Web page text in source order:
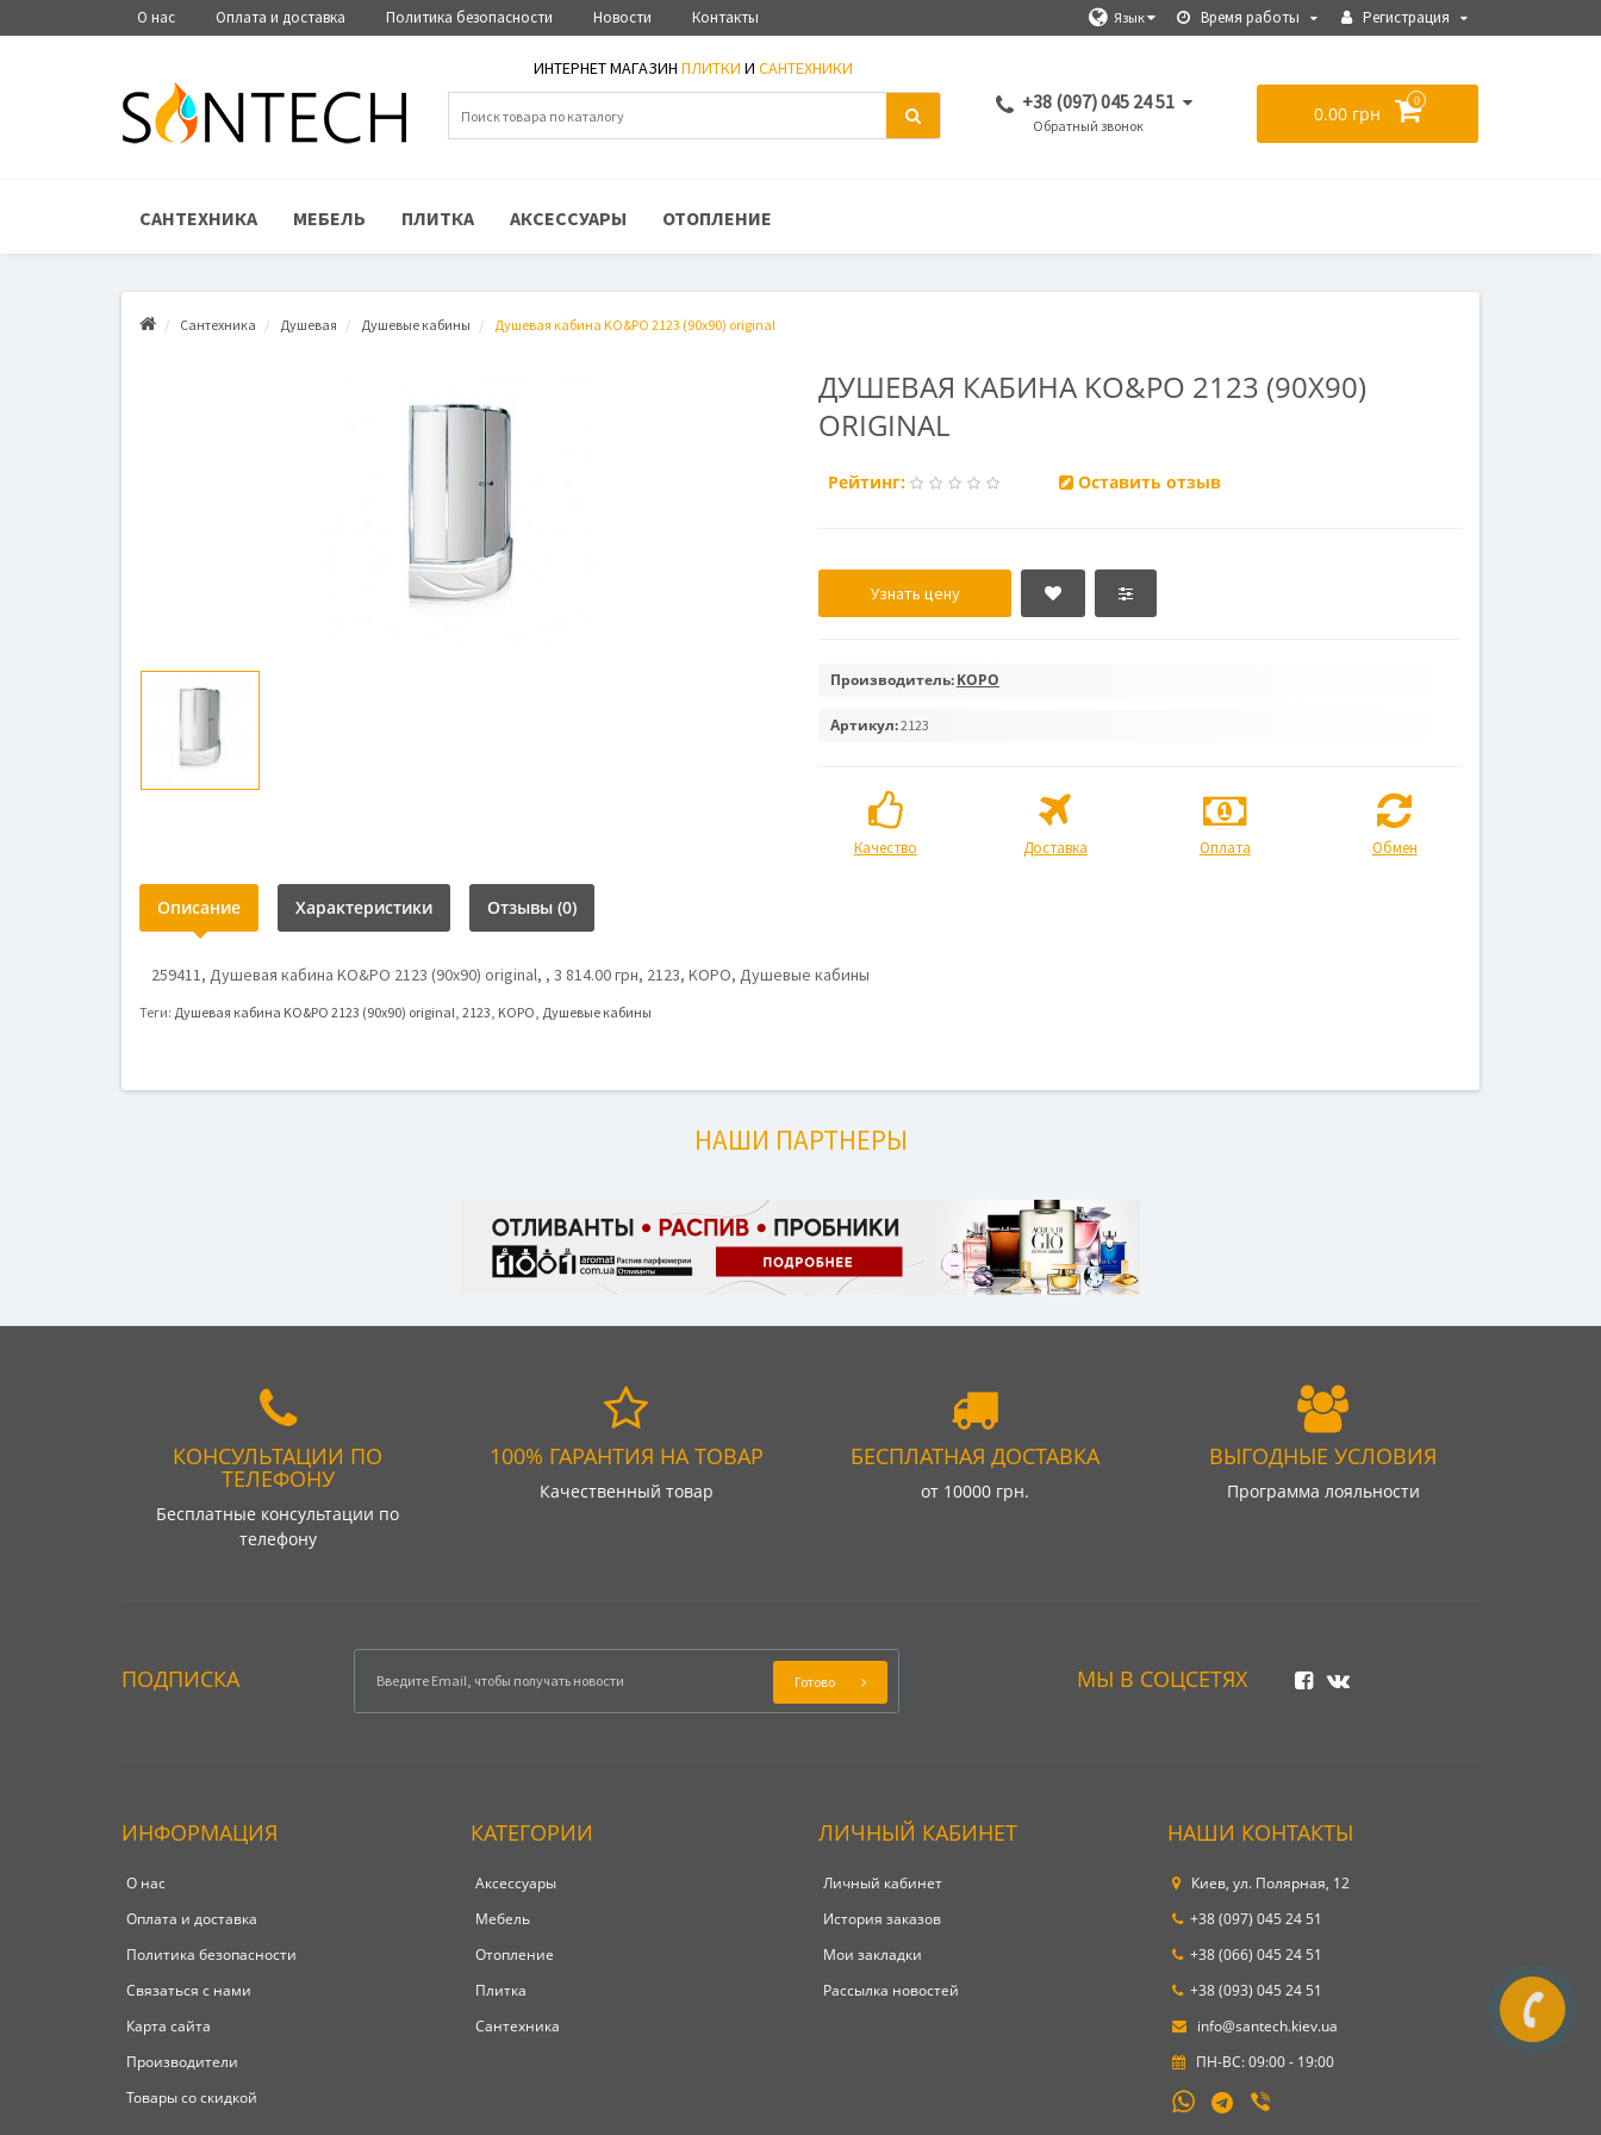
О нас Оплата и доставка Политика безопасности Новости Контакты Язык Время работы Регистрация
ИНТЕРНЕТ МАГАЗИН ПЛИТКИ И САНТЕХНИКИ
+38 (097) 045 24 51
Обратный звонок 0.00 грн
0
САНТЕХНИКА МЕБЕЛЬ ПЛИТКА АКСЕССУАРЫ ОТОПЛЕНИЕ
Сантехника Душевая Душевые кабины Душевая кабина KO&PO 2123 (90х90) original
ДУШЕВАЯ КАБИНА KO&PO 2123 (90Х90)
ORIGINAL
Рейтинг: Оставить отзыв
Узнать цену
Производитель:KOPO
Артикул:2123
Качество Доставка Оплата Обмен
Описание Характеристики Отзывы (0)
259411, Душевая кабина KO&PO 2123 (90х90) original, , 3 814.00 грн, 2123, KOPO, Душевые кабины
Теги: Душевая кабина KO&PO 2123 (90х90) original, 2123, KOPO, Душевые кабины
НАШИ ПАРТНЕРЫ
КОНСУЛЬТАЦИИ ПО
ТЕЛЕФОНУ
Бесплатные консультации по
телефону
100% ГАРАНТИЯ НА ТОВАР
Качественный товар
БЕСПЛАТНАЯ ДОСТАВКА
от 10000 грн.
ВЫГОДНЫЕ УСЛОВИЯ
Программа лояльности
ПОДПИСКА Готово МЫ В СОЦСЕТЯХ
ИНФОРМАЦИЯ
О нас
Оплата и доставка
Политика безопасности
Связаться с нами
Карта сайта
Производители
Товары со скидкой
КАТЕГОРИИ
Аксессуары
Мебель
Отопление
Плитка
Сантехника
ЛИЧНЫЙ КАБИНЕТ
Личный кабинет
История заказов
Мои закладки
Рассылка новостей
НАШИ КОНТАКТЫ
Киев, ул. Полярная, 12
+38 (097) 045 24 51
+38 (066) 045 24 51
+38 (093) 045 24 51
info@santech.kiev.ua
ПН-ВС: 09:00 - 19:00